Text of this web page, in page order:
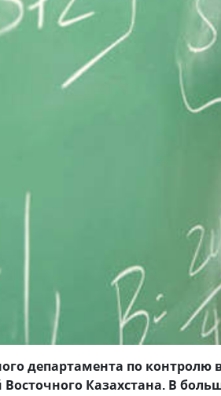
департамента по
Казахстана. В